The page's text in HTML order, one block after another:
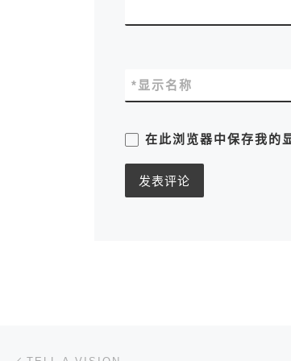
显示名称
*
在此浏览器中保存我的
文章导航